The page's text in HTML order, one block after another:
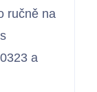
ručně na
a